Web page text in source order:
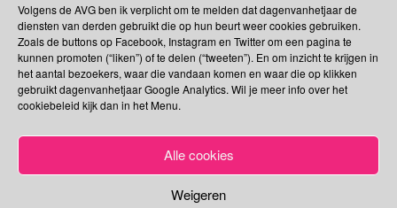
Volgens de AVG ben ik verplicht om te melden dat dagenvanhetjaar de
diensten van derden gebruikt die op hun beurt weer cookies gebruiken.
Zoals de buttons op Facebook, Instagram en Twitter om een pagina te
kunnen promoten (“liken”) of te delen (“tweeten”). En om inzicht te krijgen in
het aantal bezoekers, waar die vandaan komen en waar die op klikken
gebruikt dagenvanhetjaar Google Analytics. Wil je meer info over het
cookiebeleid kijk dan in het Menu.
Alle cookies
Weigeren
(live)opvoering van The Passion kunnen kijken. Wil je er bij
zijn dan zul je naar Dordrecht moeten dit jaar. Vind je dat iets
te ver dan kun je eventueel meelopen met de virtuele online
processie. Voor […]